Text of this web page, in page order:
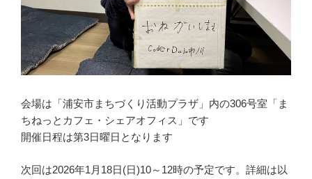
会場は「浦安市まちづくり活動プラザ」内の306号室「ま
ちねっとカフェ・シェアオフィス」です
開催日程は第3日曜日となります
次回は2026年1月18日(日)10～12時の予定です。詳細は以